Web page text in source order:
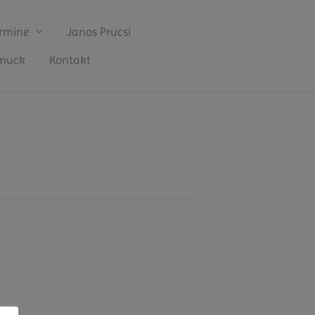
Janos Prucsi
Kontakt